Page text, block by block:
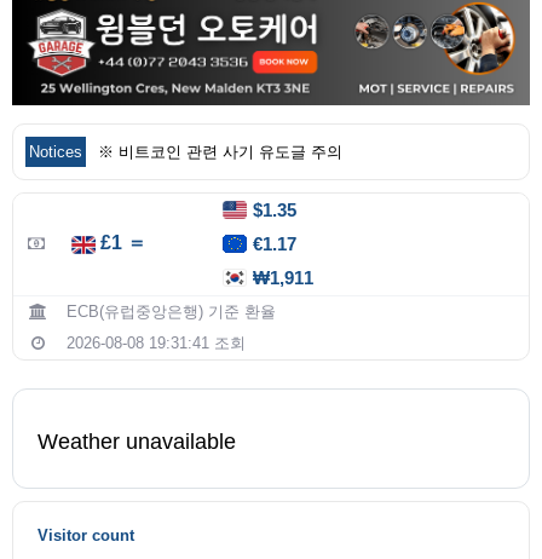
Notices ※ 비트코인 관련 사기 유도글 주의
$1.35
£1 ＝
€1.17
₩1,911
ECB(유럽중앙은행) 기준 환율
2026-08-08 19:31:41 조회
Weather unavailable
Visitor count